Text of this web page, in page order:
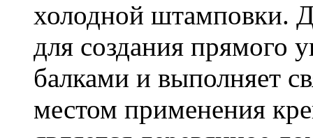
холодной штамповки.
для создания прямого
балками и выполняет
местом применения